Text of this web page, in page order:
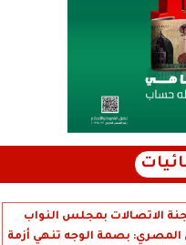
الاتصالات بمجلس النواب
المصري: بصمة الوجه تنهي أزمة